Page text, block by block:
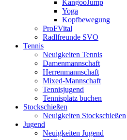
KangooJump
Yoga
Kopfbewegung
ProFVital
Radlfreunde SVO
Tennis
Neuigkeiten Tennis
Damenmannschaft
Herrenmannschaft
Mixed-Mannschaft
Tennisjugend
Tennisplatz buchen
Stockschießen
Neuigkeiten Stockschießen
Jugend
Neuigkeiten Jugend